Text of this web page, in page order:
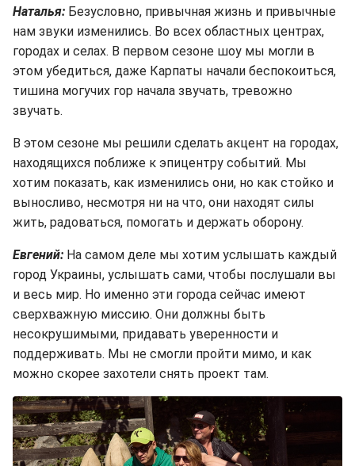
Наталья: Безусловно, привычная жизнь и привычные
нам звуки изменились. Во всех областных центрах,
городах и селах. В первом сезоне шоу мы могли в
этом убедиться, даже Карпаты начали беспокоиться,
тишина могучих гор начала звучать, тревожно
звучать.
В этом сезоне мы решили сделать акцент на городах,
находящихся поближе к эпицентру событий. Мы
хотим показать, как изменились они, но как стойко и
выносливо, несмотря ни на что, они находят силы
жить, радоваться, помогать и держать оборону.
Евгений: На самом деле мы хотим услышать каждый
город Украины, услышать сами, чтобы послушали вы
и весь мир. Но именно эти города сейчас имеют
сверхважную миссию. Они должны быть
несокрушимыми, придавать уверенности и
поддерживать. Мы не смогли пройти мимо, и как
можно скорее захотели снять проект там.